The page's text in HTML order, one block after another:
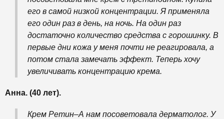
его в самой низкой концентрации. Я применяла
его один раз в день, на ночь. На один раз
достаточно количество средства с горошинку. В
первые дни кожа у меня почти не реагировала, а
потом стала замечать эффект. Теперь хочу
увеличивать концентрацию крема.
Анна. (40 лет).
Крем Ретин–А нам посоветовала дерматолог. У